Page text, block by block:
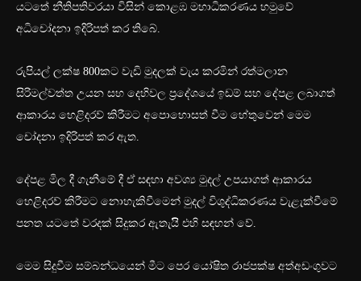
යටතේ නීතිපතිවරයා විසින් කොළඹ මහාධිකරණය හමුවේ
අධිචෝදනා ඉදිරිපත් කර තිබේ.
රුපියල් ලක්ෂ 800කට වැඩි මුදලක් වැය කරමින් රත්මලාන
සිරිමල්වත්ත උයන සහ දෙහිවල ප්‍රදේශයේ ඉඩම් සහ දේපළ ලබාගත්
ආකාරය හෙළිදරව් කිරීමට අපොහොසත් වීම හේතුවෙන් මෙම
චෝදනා ඉදිරිපත් කර ඇත.
දේපළ මිල දී ගැනීමේ දී ඒ සඳහා අවශ්‍ය මුදල් උපයාගත් ආකාරය
හෙළිදරව් කිරීමට නොහැකිවීමෙන් මුදල් විශුද්ධිකරණය වැළැක්වීමේ
පනත යටතේ වරදක් සිදුකර ඇතැයිි එහි සඳහන් වේ.
මෙම සිදුවීම සම්බන්ධයෙන් මීට පෙර යෝෂිත රාජපක්ෂ අත්අඩංගුවට